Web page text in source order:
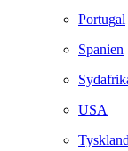
Portugal
Spanien
USA
Tyskland